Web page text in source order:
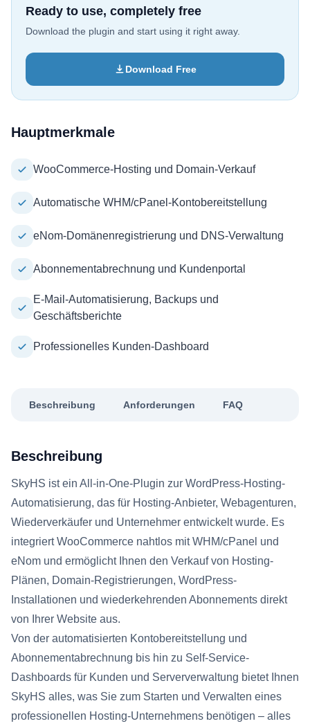
Ready to use, completely free
Download the plugin and start using it right away.
Download Free
Hauptmerkmale
WooCommerce-Hosting und Domain-Verkauf
Automatische WHM/cPanel-Kontobereitstellung
eNom-Domänenregistrierung und DNS-Verwaltung
Abonnementabrechnung und Kundenportal
E-Mail-Automatisierung, Backups und
Geschäftsberichte
Professionelles Kunden-Dashboard
Beschreibung Anforderungen FAQ
Beschreibung
SkyHS ist ein All-in-One-Plugin zur WordPress-Hosting-
Automatisierung, das für Hosting-Anbieter, Webagenturen,
Wiederverkäufer und Unternehmer entwickelt wurde. Es
integriert WooCommerce nahtlos mit WHM/cPanel und
eNom und ermöglicht Ihnen den Verkauf von Hosting-
Plänen, Domain-Registrierungen, WordPress-
Installationen und wiederkehrenden Abonnements direkt
von Ihrer Website aus.
Von der automatisierten Kontobereitstellung und
Abonnementabrechnung bis hin zu Self-Service-
Dashboards für Kunden und Serververwaltung bietet Ihnen
SkyHS alles, was Sie zum Starten und Verwalten eines
professionellen Hosting-Unternehmens benötigen – alles